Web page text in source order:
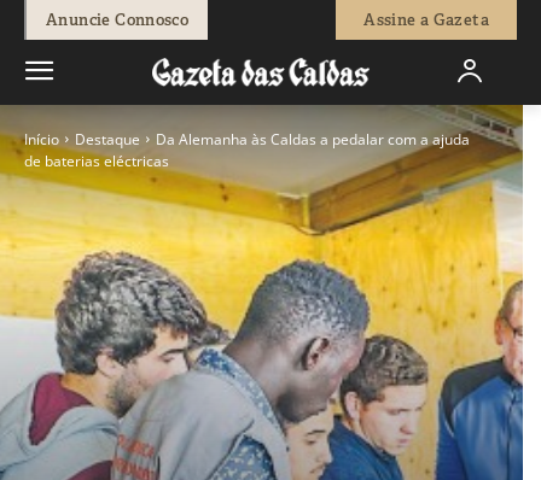
Anuncie Connosco Assine a Gazeta
Início Destaque
Da Alemanha às Caldas a pedalar com a ajuda
de baterias eléctricas